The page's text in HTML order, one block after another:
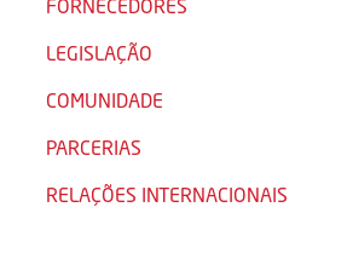
FORNECEDORES
LEGISLAÇÃO
COMUNIDADE
PARCERIAS
RELAÇÕES INTERNACIONAIS